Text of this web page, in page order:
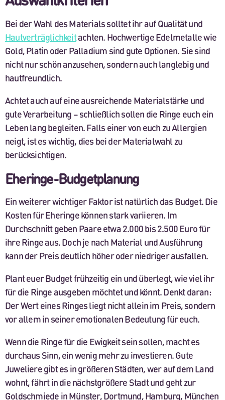
Bei der Wahl des Materials solltet ihr auf Qualität und
Hautverträglichkeitachten. Hochwertige Edelmetalle wie
Gold, Platin oder Palladium sind gute Optionen. Sie sind
nicht nur schön anzusehen, sondern auch langlebig und
hautfreundlich.
Achtet auch auf eine ausreichende Materialstärke und
gute Verarbeitung – schließlich sollen die Ringe euch ein
Leben lang begleiten. Falls einer von euch zu Allergien
neigt, ist es wichtig, dies bei der Materialwahl zu
berücksichtigen.
Eheringe-Budgetplanung
Ein weiterer wichtiger Faktor ist natürlich das Budget. Die
Kosten für Eheringe können stark variieren. Im
Durchschnitt geben Paare etwa 2.000 bis 2.500 Euro für
ihre Ringe aus. Doch je nach Material und Ausführung
kann der Preis deutlich höher oder niedriger ausfallen.
Plant euer Budget frühzeitig ein und überlegt, wie viel ihr
für die Ringe ausgeben möchtet und könnt. Denkt daran:
Der Wert eines Ringes liegt nicht allein im Preis, sondern
vor allem in seiner emotionalen Bedeutung für euch.
Wenn die Ringe für die Ewigkeit sein sollen, macht es
durchaus Sinn, ein wenig mehr zu investieren. Gute
Juweliere gibt es in größeren Städten, wer auf dem Land
wohnt, fährt in die nächstgrößere Stadt und geht zur
Goldschmiede in Münster, Dortmund, Hamburg, München